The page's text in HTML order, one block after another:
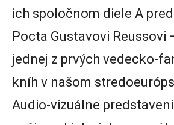
ich spoločnom diele A
Pocta Gustavovi Reussovi
jednej z prvých vedecko-
kníh v našom
Audio-vizuálne